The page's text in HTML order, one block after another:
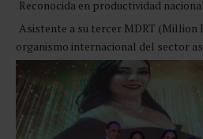
Reconocida en productividad
Asistente a su tercer MDRT (Million
organismo internacional del sector